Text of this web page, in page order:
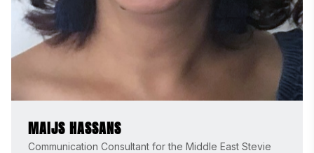
MAIJS HASSANS
Communication Consultant for the Middle East Stevie